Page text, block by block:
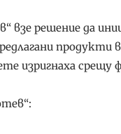
решение да
продукти
изригнаха срещу